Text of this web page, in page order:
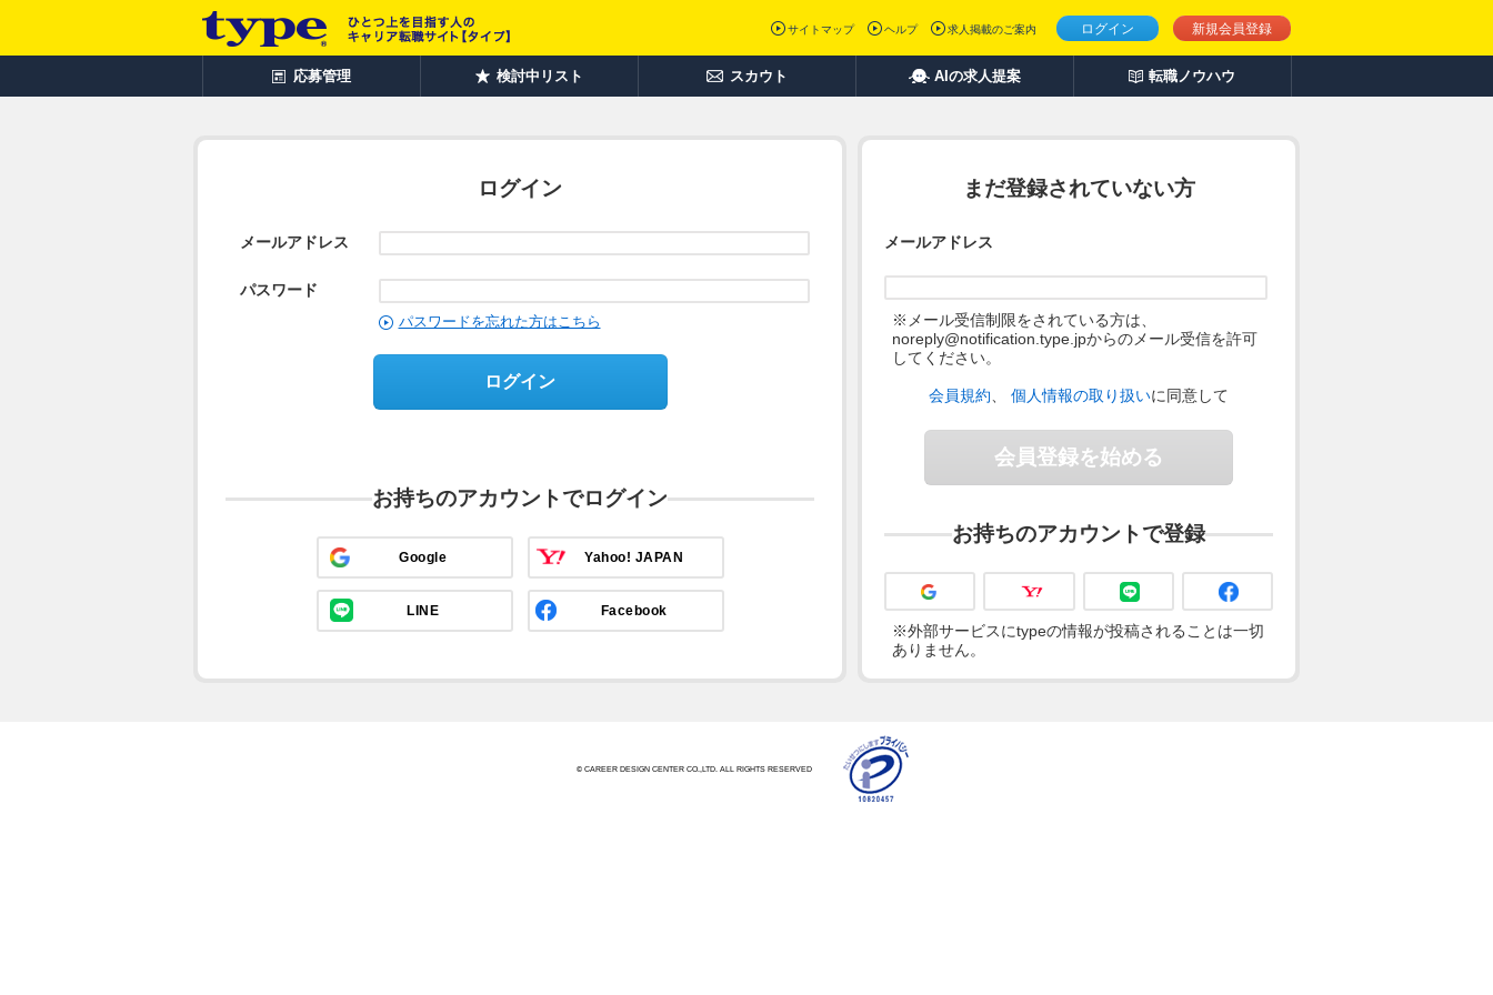
ログイン 新規会員登録
サイトマップ ヘルプ 求人掲載のご案内
応募管理 検討中リスト スカウト AIの求人提案 転職ノウハウ
ログイン
メールアドレス
パスワード
パスワードを忘れた方はこちら
ログイン
お持ちのアカウントでログイン
Google Yahoo! JAPAN
LINE Facebook
まだ登録されていない方
メールアドレス
※メール受信制限をされている方は、
noreply@notification.type.jpからのメール受信を許可
してください。
会員規約 個人情報の取り扱いに同意して
会員登録を始める
お持ちのアカウントで登録
※外部サービスにtypeの情報が投稿されることは一切
ありません。
© CAREER DESIGN CENTER CO.,LTD. ALL RIGHTS RESERVED